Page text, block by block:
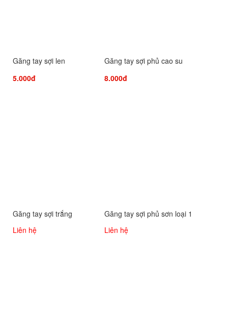
Găng tay sợi len
5.000đ
Găng tay sợi phủ cao su
8.000đ
Găng tay sợi trắng
Liên hệ
Găng tay sợi phủ sơn loại 1
Liên hệ